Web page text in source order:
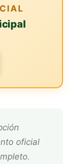
oficial